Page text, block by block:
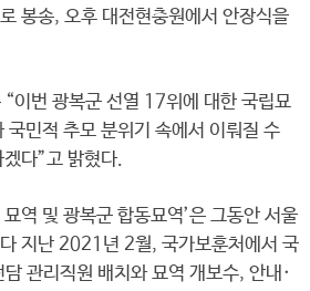
봉송, 오후 대전현충원에서 안장식을
이번 광복군 선열 17위에 대한 국립묘
국민적 추모 분위기 속에서 이뤄질 수
다”고 밝혔다.
역 및 광복군 합동묘역’은 그동안 서울
지난 2021년 2월, 국가보훈처에서 국
관리직원 배치와 묘역 개보수, 안내·